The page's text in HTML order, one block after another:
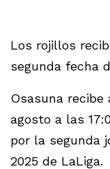
Los rojillos
segunda fecha
Osasuna recibe
agosto a las
por la segunda
2025 de LaLiga.